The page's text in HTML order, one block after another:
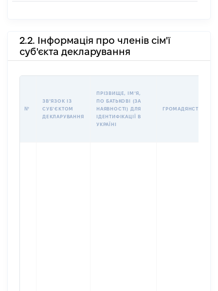
2.2. Інформація про членів сім'ї
суб'єкта декларування
№
ЗВʼЯЗОК ІЗ
СУБʼЄКТОМ
ДЕКЛАРУВАННЯ
ПРІЗВИЩЕ, ІМʼЯ,
ПО БАТЬКОВІ (ЗА
НАЯВНОСТІ) ДЛЯ
ІДЕНТИФІКАЦІЇ В
УКРАЇНІ
ГРОМАДЯНСТВО